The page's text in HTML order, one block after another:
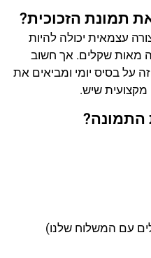
תמונת הזכוכית?
עצמאית יכולה להיות
מאות שקלים. אך חשוב
על בסיס יומי ומביאים את
מקצועית שיש.
התמונה?
עם המשלוח שלנו)